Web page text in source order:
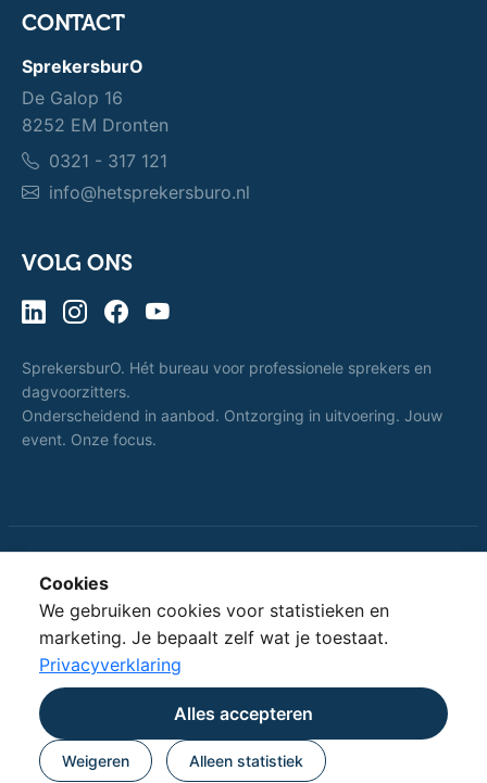
CONTACT
SprekersburO
De Galop 16
8252 EM Dronten
0321 - 317 121
info@hetsprekersburo.nl
VOLG ONS
SprekersburO. Hét bureau voor professionele sprekers en
dagvoorzitters.
Onderscheidend in aanbod. Ontzorging in uitvoering. Jouw
event. Onze focus.
SprekersburO.
© 2010 - 2026 SprekersburO · Powered by
Triple Blue Group
· All rights reserved
Privacy·Voorwaarden · Prijzen excl. btw
Cookies
We gebruiken cookies voor statistieken en
marketing. Je bepaalt zelf wat je toestaat.
Privacyverklaring
Alles accepteren
Weigeren Alleen statistiek